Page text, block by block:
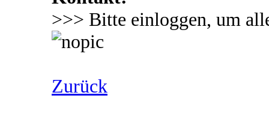
>>> Bitte einloggen, um
Zurück